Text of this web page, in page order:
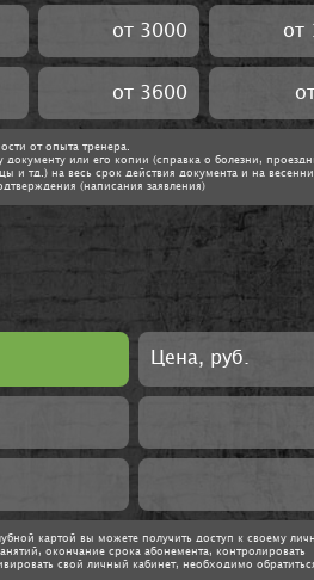
от 3000 от
от 3600
от опыта тренера.
или его копии (справка о болезни,
и тд.) на весь срок действия документа и на
(написания заявления)
Цена, руб.
картой вы можете получить доступ к своему
окончание срока абонемента, контролировать
свой личный кабинет, необходимо